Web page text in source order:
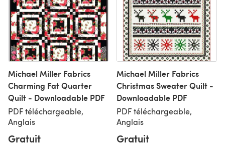
Michael Miller Fabrics
Charming Fat Quarter
Quilt - Downloadable PDF
PDF téléchargeable,
Anglais
Gratuit
Michael Miller Fabrics
Christmas Sweater Quilt -
Downloadable PDF
PDF téléchargeable,
Anglais
Gratuit